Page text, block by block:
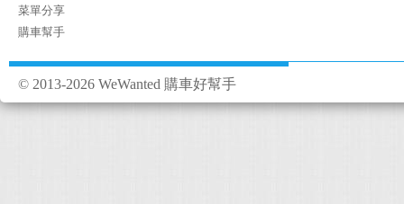
菜單分享
購車幫手
© 2013-2026 WeWanted 購車好幫手